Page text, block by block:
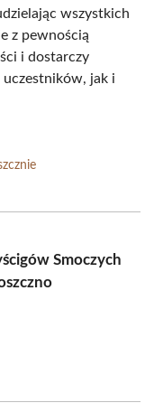
wszystkich
z pewnością
i dostarczy
jak i
Smoczych